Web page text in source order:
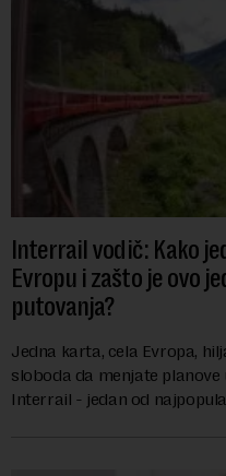
Interrail vodič: Kako
Evropu i zašto je ovo
putovanja?
Jedna karta, cela Evropa,
sloboda da menjate
Interrail - jedan od